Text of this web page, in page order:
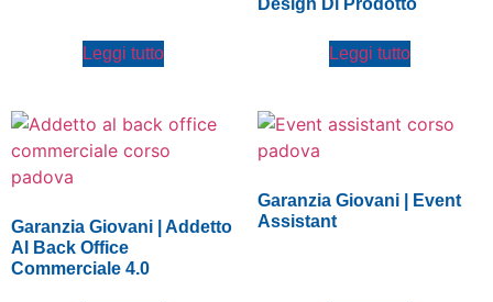
Leggi tutto Leggi tutto
Garanzia Giovani | Addetto
Al Back Office
Commerciale 4.0
Garanzia Giovani | Event
Assistant